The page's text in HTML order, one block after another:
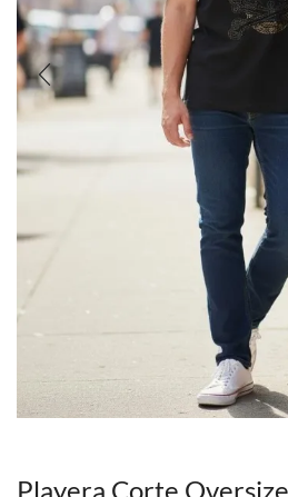
Playera Corte